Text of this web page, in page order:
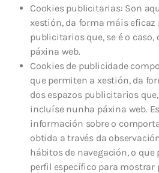
Cookies publicitarias: Son
xestión, da forma máis eficaz
publicitarios que, se é o
páxina web.
Cookies de publicidade
que permiten a xestión, da
dos espazos publicitarios
incluíse nunha páxina web.
información sobre o
obtida a través da
hábitos de navegación, o que
perfil específico para